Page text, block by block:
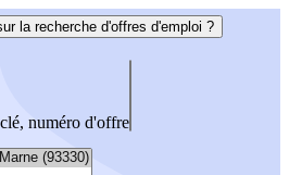
la recherche d'offres d'emploi ?
numéro d'offre